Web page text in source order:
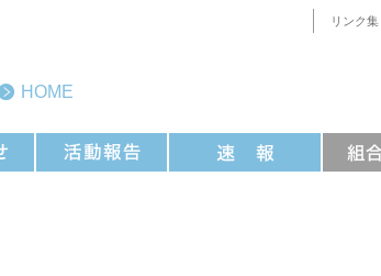
リンク集
HOME